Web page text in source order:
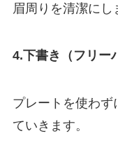
眉周りを清潔にし
4.下書き（フリー
プレートを使わず
ていきます。